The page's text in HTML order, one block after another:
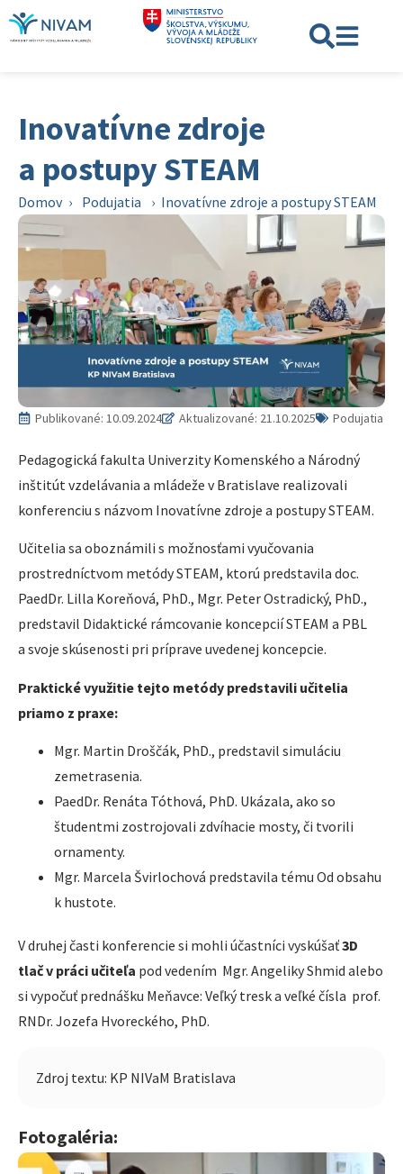
Inovatívne zdroje
a postupy STEAM
Domov › Podujatia › Inovatívne zdroje a postupy STEAM
Publikované: 10.09.2024 Aktualizované: 21.10.2025 Podujatia
Pedagogická fakulta Univerzity Komenského a Národný
inštitút vzdelávania a mládeže v Bratislave realizovali
konferenciu s názvom Inovatívne zdroje a postupy STEAM.
Učitelia sa oboznámili s možnosťami vyučovania
prostredníctvom metódy STEAM, ktorú predstavila doc.
PaedDr. Lilla Koreňová, PhD., Mgr. Peter Ostradický, PhD.,
predstavil Didaktické rámcovanie koncepcií STEAM a PBL
a svoje skúsenosti pri príprave uvedenej koncepcie.
Praktické využitie tejto metódy predstavili učitelia
priamo z praxe:
Mgr. Martin Droščák, PhD., predstavil simuláciu
zemetrasenia.
PaedDr. Renáta Tóthová, PhD. Ukázala, ako so
študentmi zostrojovali zdvíhacie mosty, či tvorili
ornamenty.
Mgr. Marcela Švirlochová predstavila tému Od obsahu
k hustote.
V druhej časti konferencie si mohli účastníci vyskúšať3D
tlač v práci učiteľa pod vedením Mgr. Angeliky Shmid alebo
si vypočuť prednášku Meňavce: Veľký tresk a veľké čísla prof.
RNDr. Jozefa Hvoreckého, PhD.
Zdroj textu: KP NIVaM Bratislava
Fotogaléria: